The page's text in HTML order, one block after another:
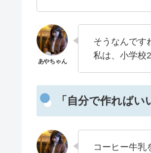
そうなんです
私は、小学校
「自分で作ればい
コーヒー牛乳